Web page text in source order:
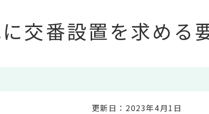
交番設置を求める
更新日：2023年4月1日